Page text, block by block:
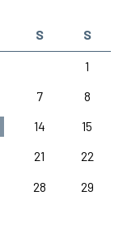
S S
1
7
8
14
15
21
22
28
29